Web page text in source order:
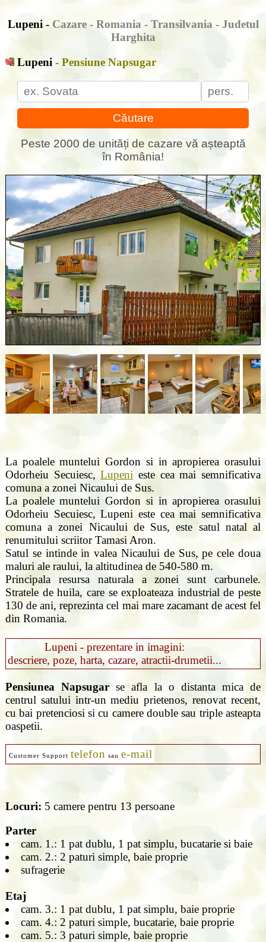
Lupeni - Cazare - Romania - Transilvania - Judetul
Harghita
Lupeni - Pensiune Napsugar
Căutare
Peste 2000 de unități de cazare vă așteaptă
în România!
La poalele muntelui Gordon si in apropierea orasului
Odorheiu Secuiesc,Lupeni este cea mai semnificativa
comuna a zonei Nicaului de Sus.
La poalele muntelui Gordon si in apropierea orasului
Odorheiu Secuiesc, Lupeni este cea mai semnificativa
comuna a zonei Nicaului de Sus, este satul natal al
renumitului scriitor Tamasi Aron.
Satul se intinde in valea Nicaului de Sus, pe cele doua
maluri ale raului, la altitudinea de 540-580 m.
Principala resursa naturala a zonei sunt carbunele.
Stratele de huila, care se exploateaza industrial de peste
130 de ani, reprezinta cel mai mare zacamant de acest fel
din Romania.
Lupeni - prezentare in imagini:
descriere, poze, harta, cazare, atractii-drumetii...
Pensiunea Napsugar se afla la o distanta mica de
centrul satului intr-un mediu prietenos, renovat recent,
cu bai pretenciosi si cu camere double sau triple asteapta
oaspetii.
Customer Support telefon sau e-mail
Locuri: 5 camere pentru 13 persoane
Parter
cam. 1.: 1 pat dublu, 1 pat simplu, bucatarie si baie
cam. 2.: 2 paturi simple, baie proprie
sufragerie
Etaj
cam. 3.: 1 pat dublu, 1 pat simplu, baie proprie
cam. 4.: 2 paturi simple, bucatarie, baie proprie
cam. 5.: 3 paturi simple, baie proprie